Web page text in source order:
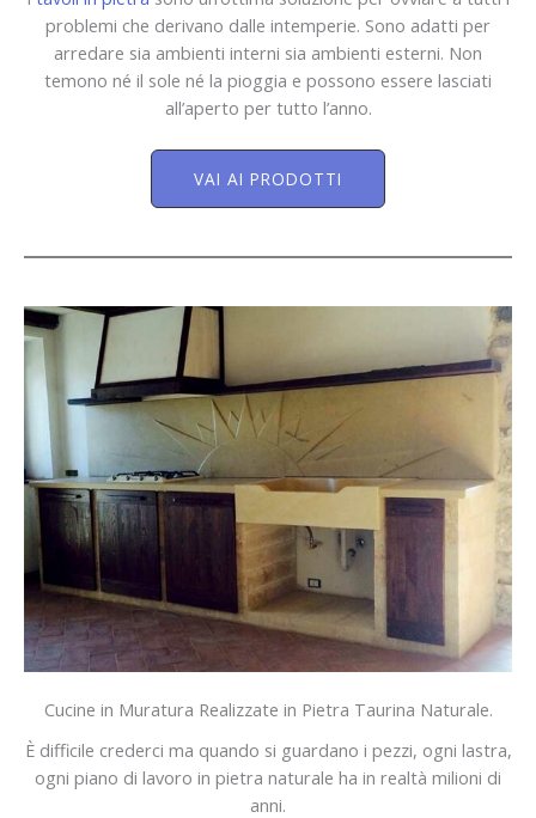
problemi che derivano dalle intemperie. Sono adatti per
arredare sia ambienti interni sia ambienti esterni. Non
temono né il sole né la pioggia e possono essere lasciati
all’aperto per tutto l’anno.
VAI AI PRODOTTI
Cucine in Muratura Realizzate in Pietra Taurina Naturale.
È difficile crederci ma quando si guardano i pezzi, ogni lastra,
ogni piano di lavoro in pietra naturale ha in realtà milioni di
anni.